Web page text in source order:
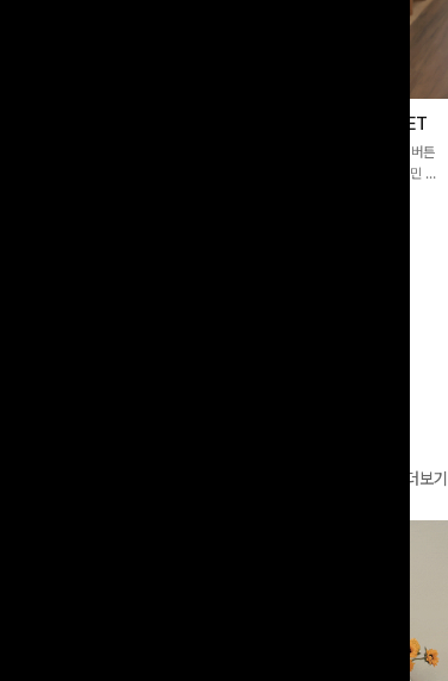
제딧레이어드 블라우스+플레어팬츠SET
[완성도높은💗]레이어드한 듯 자연스러운 나시와 버튼
원피스가 함께 구성된 세트 아이템입니다. 코디 고민 없
더보기